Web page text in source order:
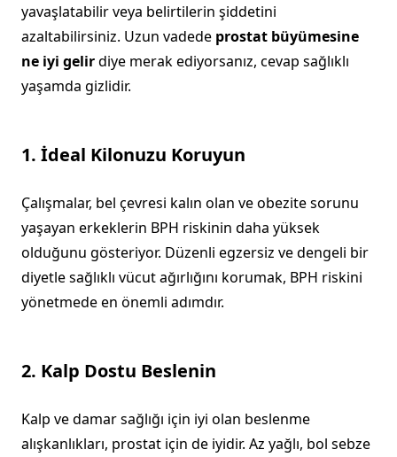
yavaşlatabilir veya belirtilerin şiddetini
azaltabilirsiniz. Uzun vadede prostat büyümesine
ne iyi gelirdiye merak ediyorsanız, cevap sağlıklı
yaşamda gizlidir.
1. İdeal Kilonuzu Koruyun
Çalışmalar, bel çevresi kalın olan ve obezite sorunu
yaşayan erkeklerin BPH riskinin daha yüksek
olduğunu gösteriyor. Düzenli egzersiz ve dengeli bir
diyetle sağlıklı vücut ağırlığını korumak, BPH riskini
yönetmede en önemli adımdır.
2. Kalp Dostu Beslenin
Kalp ve damar sağlığı için iyi olan beslenme
alışkanlıkları, prostat için de iyidir. Az yağlı, bol sebze